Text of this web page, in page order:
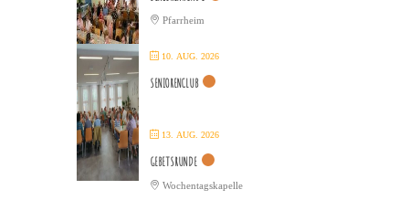
Pfarrheim
10. AUG. 2026
SENIORENCLUB
13. AUG. 2026
GEBETSRUNDE
Wochentagskapelle